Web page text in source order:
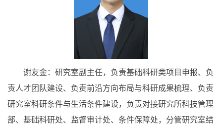
谢友金：研究室副主任，负责基础科研类项目申报、负
责人才团队建设、负责前沿方向布局与科研成果梳理、负责
研究室科研条件与生活条件建设，负责对接研究所科技管理
部、基础科研处、监督审计处、条件保障处，分管研究室结